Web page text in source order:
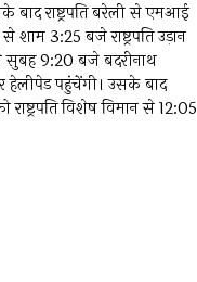
बाद राष्ट्रपति बरेली से एमआई
3:25 बजे राष्ट्रपति उड़ान
सुबह 9:20 बजे बदरीनाथ
हेलीपेड पहुंचेंगी। उसके बाद
विशेष विमान से 12:05